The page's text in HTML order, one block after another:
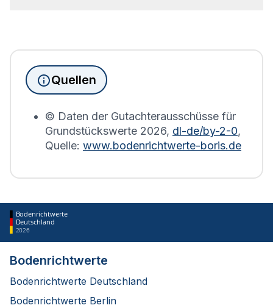
Immobilien, die sich in Bienstädt befinden, wird
die Grundsteuererklärung auf Basis des
Bodenrichtwerts des entsprechenden Jahres
Quellen
© Daten der Gutachterausschüsse für
Grundstückswerte 2026, dl-de/by-2-0,
Quelle: www.bodenrichtwerte-boris.de
Bodenrichtwerte
Deutschland
2026
Bodenrichtwerte
Bodenrichtwerte Deutschland
Bodenrichtwerte Berlin